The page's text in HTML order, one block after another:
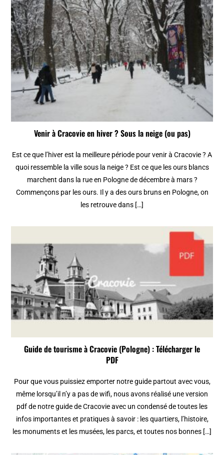
Venir à Cracovie en hiver ? Sous la neige (ou pas)
Est ce que l’hiver est la meilleure période pour venir à Cracovie ? A
quoi ressemble la ville sous la neige ? Est ce que les ours blancs
marchent dans la rue en Pologne de décembre à mars ?
Commençons par les ours. Il y a des ours bruns en Pologne, on
les retrouve dans […]
Guide de tourisme à Cracovie (Pologne) : Télécharger le
PDF
Pour que vous puissiez emporter notre guide partout avec vous,
même lorsqu’il n’y a pas de wifi, nous avons réalisé une version
pdf de notre guide de Cracovie avec un condensé de toutes les
infos importantes et pratiques à savoir : les quartiers, l’histoire,
les monuments et les musées, les parcs, et toutes nos bonnes […]